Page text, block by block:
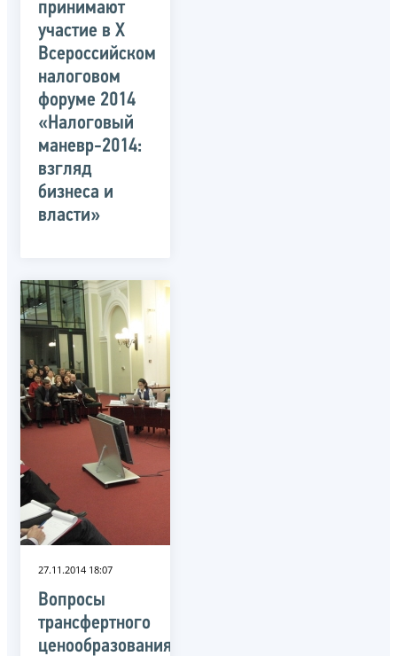
принимают
участие в Х
Всероссийском
налоговом
форуме 2014
«Налоговый
маневр-2014:
взгляд
бизнеса и
власти»
27.11.2014 18:07
Вопросы
трансфертного
ценообразования